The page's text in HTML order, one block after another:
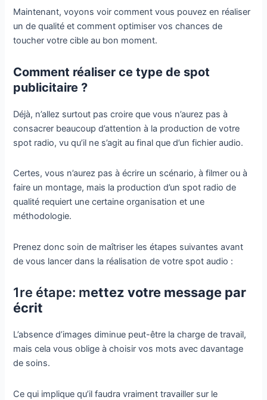
Maintenant, voyons voir comment vous pouvez en réaliser
un de qualité et comment optimiser vos chances de
toucher votre cible au bon moment.
Comment réaliser ce type de spot
publicitaire ?
Déjà, n’allez surtout pas croire que vous n’aurez pas à
consacrer beaucoup d’attention à la production de votre
spot radio, vu qu’il ne s’agit au final que d’un fichier audio.
Certes, vous n’aurez pas à écrire un scénario, à filmer ou à
faire un montage, mais la production d’un spot radio de
qualité requiert une certaine organisation et une
méthodologie.
Prenez donc soin de maîtriser les étapes suivantes avant
de vous lancer dans la réalisation de votre spot audio :
1re étape: mettez votre message par
écrit
L’absence d’images diminue peut-être la charge de travail,
mais cela vous oblige à choisir vos mots avec davantage
de soins.
Ce qui implique qu’il faudra vraiment travailler sur le